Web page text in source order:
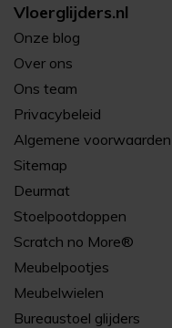
Vloerglijders.nl
Onze blog
Over ons
Ons team
Privacybeleid
Algemene voorwaarden
Sitemap
Deurmat
Stoelpootdoppen
Scratch no More®
Meubelpootjes
Meubelwielen
Bureaustoel glijders